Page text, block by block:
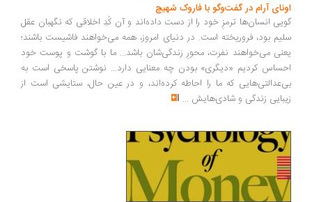
اونای آرام در گفت‌وگو با فاروک شهیچ‭
گویی انسان‌ها ترمزِ خود را از دست داده‌اند و آن کُدِ اخلاقی که نگهبان عقل
سلیم بود، فروریخته است. در دنیای امروز، همه می‌خواهند فاشیست باشند؛
یعنی می‌خواهند نفرت، محورِ زندگی‌شان باشد... ما با گوشت و پوست خود
احساس کردیم «دیگری» بودن چه معنایی دارد... نوشتن پاسخی است به
بی‌عدالتی‌هایی که ما را احاطه کرده‌اند، و در عین حال، ستایشی است از
زیبایی زندگی و شادی‌هایش ...